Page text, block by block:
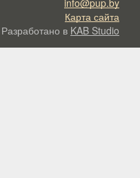
info@pup.by
Карта сайта
Разработано в KAB Studio